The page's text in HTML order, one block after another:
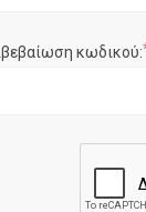
κωδικού: